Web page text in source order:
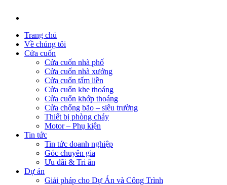
Trang chủ
Về chúng tôi
Cửa cuốn
Cửa cuốn nhà phố
Cửa cuốn nhà xưởng
Cửa cuốn tấm liền
Cửa cuốn khe thoáng
Cửa cuốn khớp thoáng
Cửa chống bão – siêu trường
Thiết bị phòng cháy
Motor – Phụ kiện
Tin tức
Tin tức doanh nghiệp
Góc chuyên gia
Ưu đãi & Tri ân
Dự án
Giải pháp cho Dự Án và Công Trình